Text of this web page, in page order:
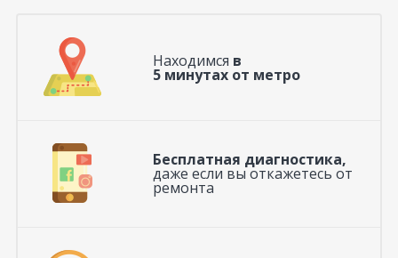
Находимся в
5 минутах от метро
Бесплатная диагностика,
даже если вы откажетесь от
ремонта